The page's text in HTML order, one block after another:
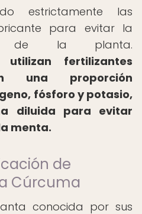
estrictamente las
para evitar la
de la planta.
utilizan fertilizantes
una proporción
fósforo y potasio,
diluida para evitar
menta.
de
Cúrcuma
conocida por sus